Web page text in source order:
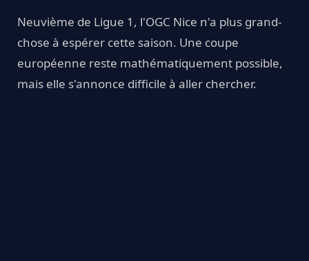
Neuvième de Ligue 1, l'OGC Nice n'a plus grand-
chose à espérer cette saison. Une coupe
européenne reste mathématiquement possible,
mais elle s'annonce difficile à aller chercher.